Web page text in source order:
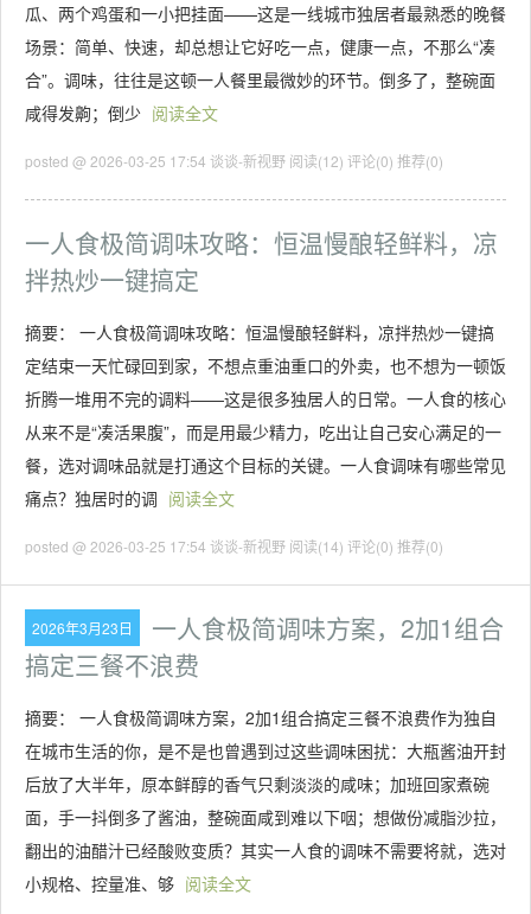
瓜、两个鸡蛋和一小把挂面——这是一线城市独居者最熟悉的晚餐
场景：简单、快速，却总想让它好吃一点，健康一点，不那么“凑
合”。调味，往往是这顿一人餐里最微妙的环节。倒多了，整碗面
咸得发齁；倒少 阅读全文
posted @ 2026-03-25 17:54 谈谈-新视野 阅读(12) 评论(0) 推荐(0)
一人食极简调味攻略：恒温慢酿轻鲜料，凉
拌热炒一键搞定
摘要： 一人食极简调味攻略：恒温慢酿轻鲜料，凉拌热炒一键搞
定结束一天忙碌回到家，不想点重油重口的外卖，也不想为一顿饭
折腾一堆用不完的调料——这是很多独居人的日常。一人食的核心
从来不是“凑活果腹”，而是用最少精力，吃出让自己安心满足的一
餐，选对调味品就是打通这个目标的关键。一人食调味有哪些常见
痛点？独居时的调 阅读全文
posted @ 2026-03-25 17:54 谈谈-新视野 阅读(14) 评论(0) 推荐(0)
2026年3月23日
一人食极简调味方案，2加1组合
搞定三餐不浪费
摘要： 一人食极简调味方案，2加1组合搞定三餐不浪费作为独自
在城市生活的你，是不是也曾遇到过这些调味困扰：大瓶酱油开封
后放了大半年，原本鲜醇的香气只剩淡淡的咸味；加班回家煮碗
面，手一抖倒多了酱油，整碗面咸到难以下咽；想做份减脂沙拉，
翻出的油醋汁已经酸败变质？其实一人食的调味不需要将就，选对
小规格、控量准、够 阅读全文